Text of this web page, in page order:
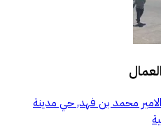
محمد بن فهد, حي مدينة